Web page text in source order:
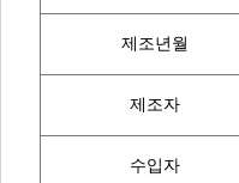
제조년월
제조자
수입자